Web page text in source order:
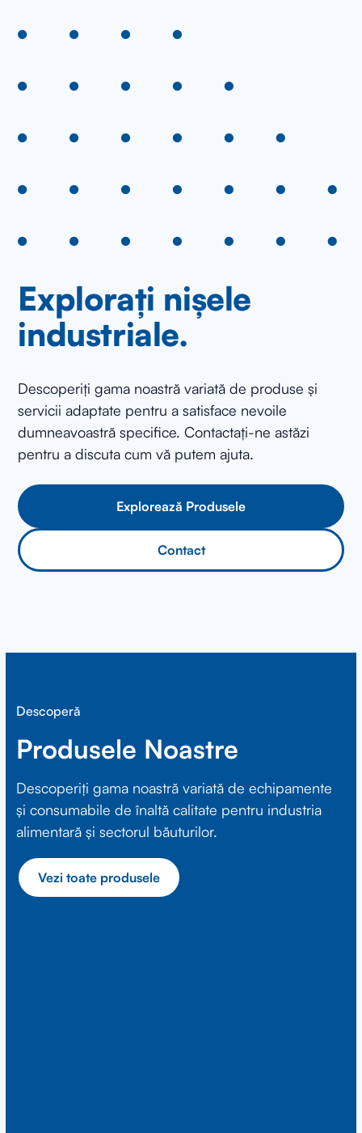
Explorați nișele
industriale.
Descoperiți gama noastră variată de produse și
servicii adaptate pentru a satisface nevoile
dumneavoastră specifice. Contactați-ne astăzi
pentru a discuta cum vă putem ajuta.
Explorează Produsele
Contact
Descoperă
Produsele Noastre
Descoperiți gama noastră variată de echipamente
și consumabile de înaltă calitate pentru industria
alimentară și sectorul băuturilor.
Vezi toate produsele